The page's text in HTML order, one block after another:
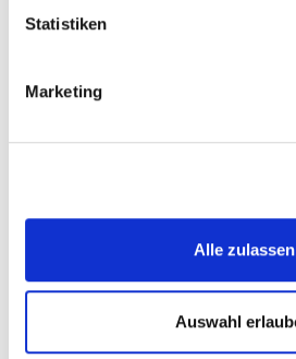
Statistiken
Marketing
Alle zulassen
Auswahl
Warum ein Seniorenumzug
ByTransporteMiller
Weiterlesen
Wie wähle ich ein seriöse
Umzugsfirma aus?